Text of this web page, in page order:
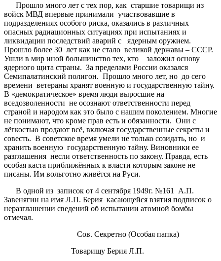
Прошло много лет с тех пор, как старшие товарищи из
войск МВД впервые принимали участвовавшие в
подразделениях особого риска, оказались в различных
опасных радиационных ситуациях при испытаниях и
ликвидации последствий аварий с ядерным оружием.
Прошло более 30 лет как не стало великой державы – СССР.
Ушли в мир иной большинство тех, кто заложил основу
ядерного щита страны. За пределами России оказался
Семипалатинский полигон. Прошло много лет, но до сего
времени ветераны хранят военную и государственную тайну.
В «демократическое» время люди выросшие на
вседозволенности не осознают ответственности перед
страной и народом как это было с нашим поколением. Многие
не понимают, что кроме прав есть и обязанности. Они с
лёгкостью продают всё, включая государственные секреты и
совесть. В советское время умели не только созидать, но и
хранить военную государственную тайну. Виновники ее
разглашения несли ответственность по закону. Правда, есть
особая каста приближённых к власти которым законе не
писаны. Им вольготно живётся на Руси.
В одной из записок от 4 сентября 1949г. №161 А.П.
Завенягин на имя Л.П. Берия касающейся взятия подписок о
неразглашении сведений об испытании атомной бомбы
отмечал.
Сов. Секретно (Особая папка)
Товарищу Берия Л.П.